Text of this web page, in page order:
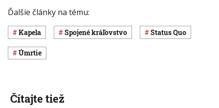
Ďalšie články na tému:
kapela Spojené kráľovstvo Status Quo
úmrtie
Čítajte tiež